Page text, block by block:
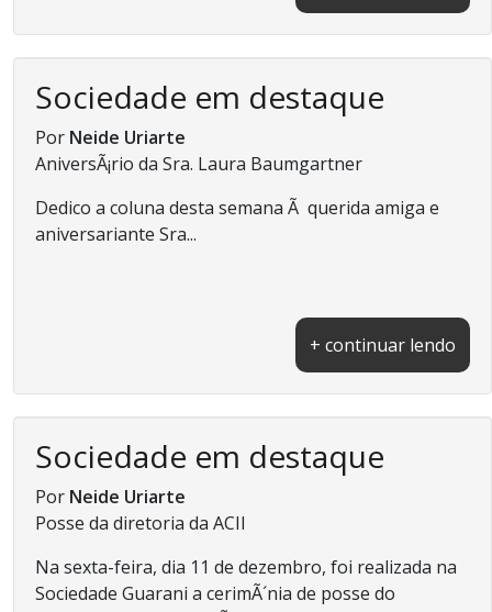
Sociedade em destaque
Por Neide Uriarte
AniversÃ¡rio da Sra. Laura Baumgartner
Dedico a coluna desta semana Ã querida amiga e
aniversariante Sra...
+ continuar lendo
Sociedade em destaque
Por Neide Uriarte
Posse da diretoria da ACII
Na sexta-feira, dia 11 de dezembro, foi realizada na
Sociedade Guarani a cerimÃ´nia de posse do